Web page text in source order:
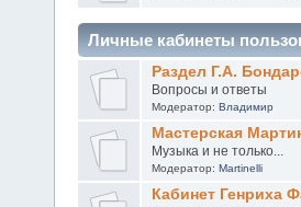
Личные кабинеты
Раздел Г.А.
Вопросы и ответы
Модератор: Владимир
Мастерская
Музыка и не только...
Модератор: Martinelli
Кабинет Генриха